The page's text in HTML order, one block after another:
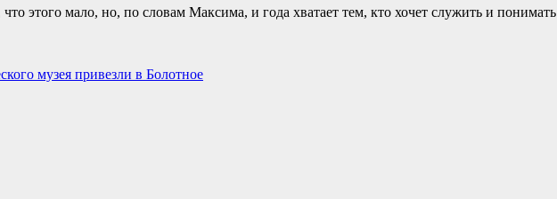
этого мало, но, по словам Максима, и года хватает тем, кто хочет служить и понимать
музея привезли в Болотное